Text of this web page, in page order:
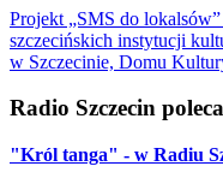
Projekt „SMS do
szczecińskich instytucji
w Szczecinie, Domu
Radio Szczecin
"Król tanga" - w Radiu